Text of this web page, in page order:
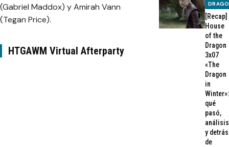
(Gabriel Maddox) y Amirah Vann
(Tegan Price).
HTGAWM Virtual Afterparty
[Recap]
House
of the
Dragon
3x07
«The
Dragon
in
Winter»:
qué
pasó,
análisis
y detrás
de